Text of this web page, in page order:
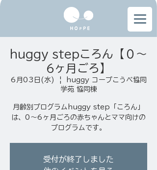
huggy stepころん【０〜
6ヶ月ごろ】
6月03日(水)
  |
huggy コープこうべ協同
学苑 協同棟
月齢別プログラムhuggy step「ころん」
は、0〜6ヶ月ごろの赤ちゃんとママ向けの
プログラムです。
受付が終了しました